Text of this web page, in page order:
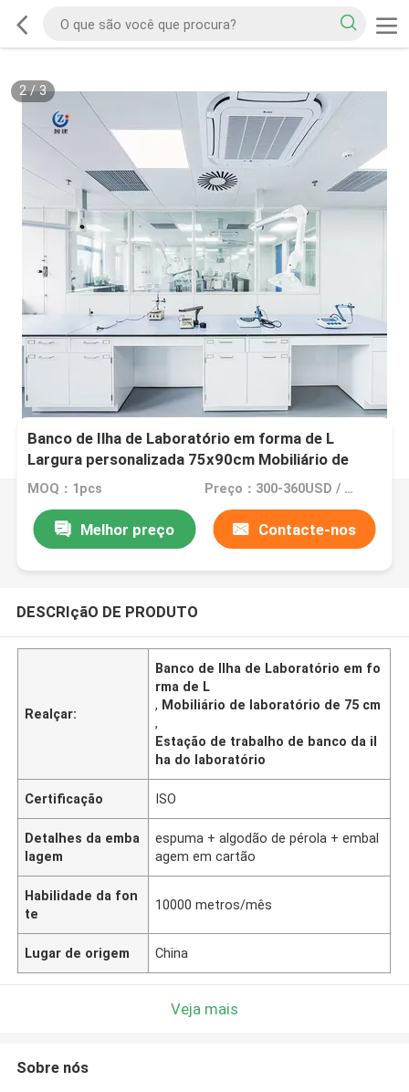
2/3
Banco de Ilha de Laboratório em forma de L
Largura personalizada 75x90cm Mobiliário de
estação de trabalho branco
MOQ：1pcs Preço：300-360USD / meter
Melhor preço Contacte-nos
DESCRIçãO DE PRODUTO
Realçar:
Banco de Ilha de Laboratório em fo
rma de L
, Mobiliário de laboratório de 75 cm
,
Estação de trabalho de banco da il
ha do laboratório
Certificação ISO
Detalhes da emba
lagem
espuma + algodão de pérola + embal
agem em cartão
Habilidade da fon
te
10000 metros/mês
Lugar de origem China
Veja mais
Sobre nós